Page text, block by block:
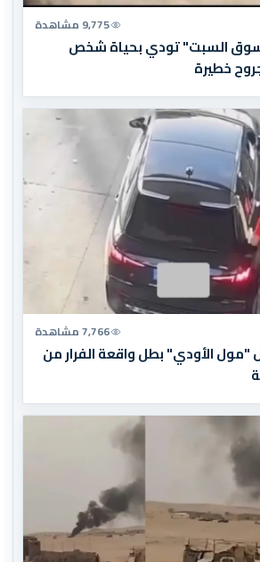
9,775 مشاهدة
السبت" تودي بحياة شخص
7,766 مشاهدة
"مول الأودي" بطل واقعة الفرار من